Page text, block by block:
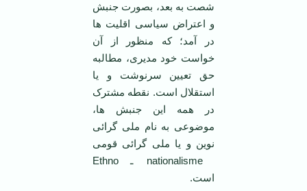
شصت به بعد، بصورت جنبش
و اعتراض سیاسی اقلیت ها
در آمد؛ که منظور از آن
خواست خود مدیری، مطالبه
حق تعیین سرنوشت و یا
استقلال است. نقطه مشترک
در همه این جنبش ها،
موضوعی به نام ملی گرائی
نوین و یا ملی گرائی قومی
nationalisme ـ Ethno
است.